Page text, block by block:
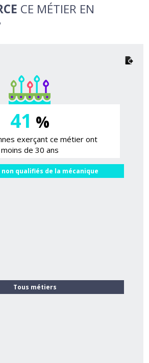
CE MÉTIER EN
41 %
exerçant ce métier ont
moins de 30 ans
qualifiés de la mécanique
Tous métiers